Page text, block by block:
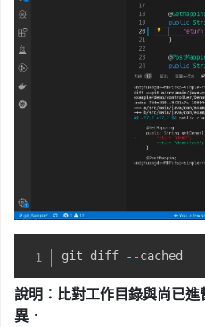
git diff --cached
說明：比對工作目錄與尚已進
異 ．